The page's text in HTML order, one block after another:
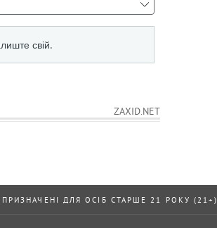
ZAXID.NET
ДЛЯ ОСІБ СТАРШЕ 21 РОКУ (21+)